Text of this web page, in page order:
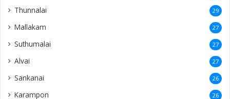
Thunnalai 29
Mallakam 27
Suthumalai 27
Alvai 27
Sankanai 26
Karampon 26